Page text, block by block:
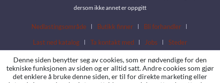
dersom ikke annet er oppgitt
Nedlastingsområde Butikk finner
Bli forhandler
Last ned katalog
Ta kontakt med Jobs Steder
Denne siden benytter seg av cookies, som er nødvendige for den
tekniske funksjonen av siden og er alltid satt. Andre cookies som gjør
det enklere å bruke denne siden, er til for direkte marketing eller